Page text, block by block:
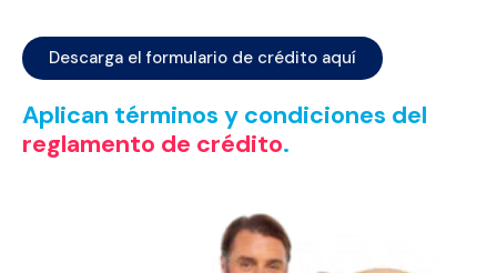
Descarga el formulario de crédito aquí
Aplican términos y condiciones del
reglamento de crédito.